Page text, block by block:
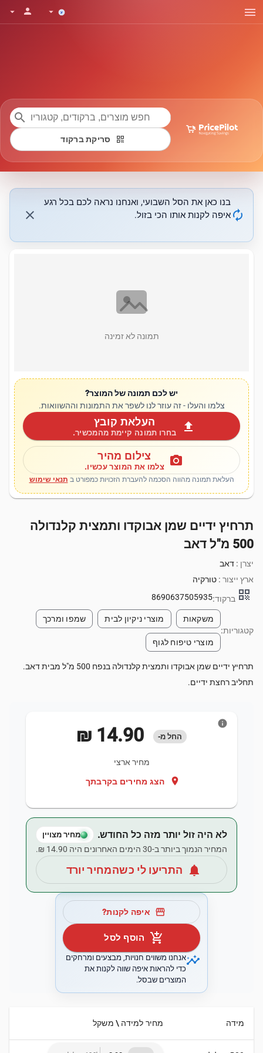
menu
arrow_drop_down
person
arrow_drop_down
search
qr_code סריקת ברקוד
autorenew
בנו כאן את הסל השבועי, ואנחנו נראה לכם בכל רגע
איפה לקנות אותו הכי בזול.
close
תמונה לא זמינה
יש לכם תמונה של המוצר?
צלמו והעלו - זה עוזר לנו לשפר את התמונות וההשוואות.
upload העלאת קובץ
בחרו תמונה קיימת מהמכשיר.
photo_camera צילום מהיר
צלמו את המוצר עכשיו.
העלאת תמונה מהווה הסכמה להעברת הזכויות כמפורט ב תנאי שימוש
תרחיץ ידיים שמן אבוקדו ותמצית קלנדולה
500 מ"ל דאב
יצרן : דאב
ארץ ייצור : טורקיה
qr_code ברקוד:8690637505935
קטגוריות:
משקאות מוצרי ניקיון לבית שמפו ומרכך
מוצרי טיפוח לגוף
תרחיץ ידיים שמן אבוקדו ותמצית קלנדולה בנפח 500 מ"ל מבית דאב.
תחליב רחצת ידיים.
החל מ-
מחיר ארצי
location_on הצג מחירים בקרבתך
info
לא היה זול יותר מזה כל החודש. מחיר מצויין
המחיר הנמוך ביותר ב-30 הימים האחרונים היה ‏14.90 ‏₪.
notifications התריעו לי כשהמחיר יורד
storefront איפה לקנות?
add_shopping_cart הוסף לסל
insightsאנחנו משווים חנויות, מבצעים ומרחקים
כדי להראות איפה שווה לקנות את
המוצרים שבסל.
מידה מחיר למידה \ משקל